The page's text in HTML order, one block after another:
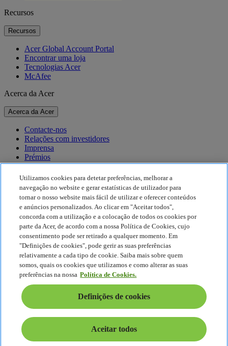
Recursos
Recursos
Acer Global Account Portal
Encontrar uma loja
Tecnologias Acer
McAfee
Acerca da Acer
Acerca da Acer
Contacte-nos
Relações com investidores
Imprensa
Prémios
Eventos
Sustentabilidade
Sustentabilidade
Responsabilidade social empresarial
Pegada de carbono do produto
Project Humanity
Earthion
Política de Privacidade
Política de cookies
Aviso legal
Informações legais adicionais
Política de acessibilidade
Definições de cookies
Portugal - Português
© 2026 Acer Inc.
Utilizamos cookies para detetar preferências, melhorar a
navegação no website e gerar estatísticas de utilizador para
tornar o nosso website mais fácil de utilizar e oferecer conteúdos
e anúncios personalizados. Ao clicar em "Aceitar todos",
concorda com a utilização e a colocação de todos os cookies por
parte da Acer, de acordo com a nossa Política de Cookies, cujo
consentimento pode ser retirado a qualquer momento. Em
"Definições de cookies", pode gerir as suas preferências
relativamente a cada tipo de cookie. Saiba mais sobre quem
somos, quais os cookies que utilizamos e como alterar as suas
preferências na nossa Política de Cookies.
Definições de cookies
Aceitar todos